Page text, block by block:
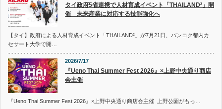
タイ政府5省連携で人材育成イベント「THAILAND²」開
催 未来産業に対応する技能強化へ
【タイ】政府による人材育成イベント「THAILAND²」が7月21日、バンコク都内カ
セサート大学で開…
2026/7/17
『Ueno Thai Summer Fest 2026』×上野中央通り商店
会主催
『Ueno Thai Summer Fest 2026』×上野中央通り商店会主催 上野公園がもっ…